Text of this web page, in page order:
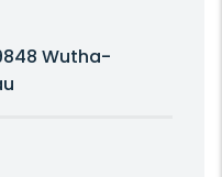
Wutha-